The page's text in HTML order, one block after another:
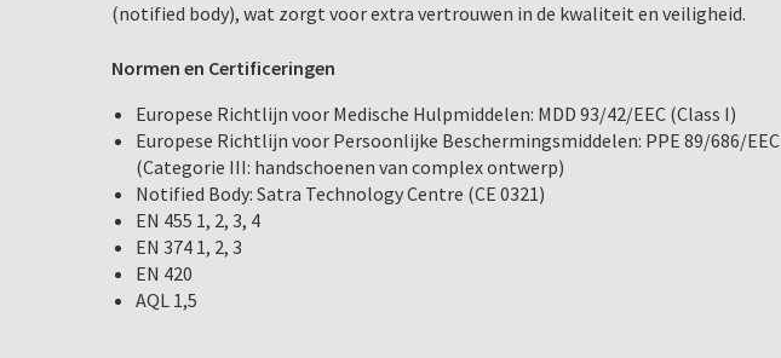
(notified body), wat zorgt voor extra vertrouwen in de kwaliteit en veiligheid.
Normen en Certificeringen
Europese Richtlijn voor Medische Hulpmiddelen: MDD 93/42/EEC (Class I)
Europese Richtlijn voor Persoonlijke Beschermingsmiddelen: PPE 89/686/EEC
(Categorie III: handschoenen van complex ontwerp)
Notified Body: Satra Technology Centre (CE 0321)
EN 455 1, 2, 3, 4
EN 374 1, 2, 3
EN 420
AQL 1,5